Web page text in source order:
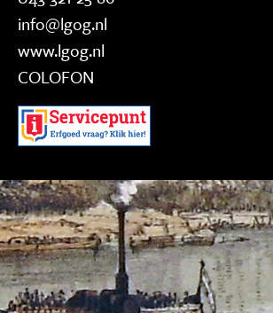
info@lgog.nl
www.lgog.nl
COLOFON